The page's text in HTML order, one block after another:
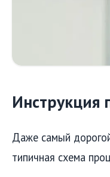
Даже самый
типичная схема